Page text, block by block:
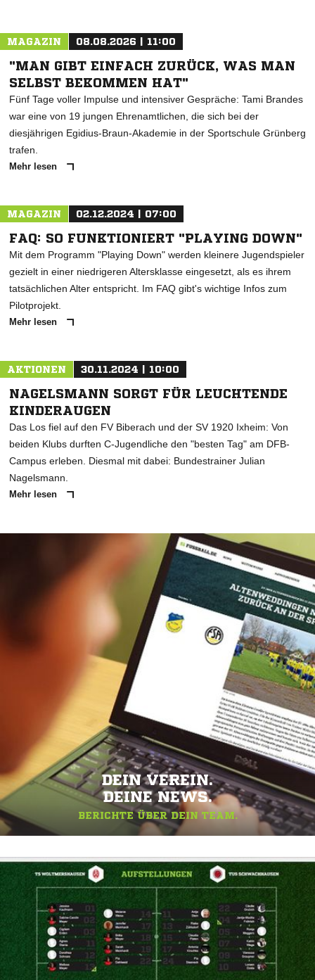
MAGAZIN 08.08.2026 | 11:00
"MAN GIBT EINFACH ZURÜCK, WAS MAN
SELBST BEKOMMEN HAT"
Fünf Tage voller Impulse und intensiver Gespräche: Tami Brandes
war eine von 19 jungen Ehrenamtlichen, die sich bei der
diesjährigen Egidius-Braun-Akademie in der Sportschule Grünberg
trafen.
Mehr lesen
MAGAZIN 02.12.2024 | 07:00
FAQ: SO FUNKTIONIERT "PLAYING DOWN"
Mit dem Programm "Playing Down" werden kleinere Jugendspieler
gezielt in einer niedrigeren Altersklasse eingesetzt, als es ihrem
tatsächlichen Alter entspricht. Im FAQ gibt's wichtige Infos zum
Pilotprojekt.
Mehr lesen
AKTIONEN 30.11.2024 | 10:00
NAGELSMANN SORGT FÜR LEUCHTENDE
KINDERAUGEN
Das Los fiel auf den FV Biberach und der SV 1920 Ixheim: Von
beiden Klubs durften C-Jugendliche den "besten Tag" am DFB-
Campus erleben. Diesmal mit dabei: Bundestrainer Julian
Nagelsmann.
Mehr lesen
DEIN VEREIN.
DEINE NEWS.
BERICHTE ÜBER DEIN TEAM.